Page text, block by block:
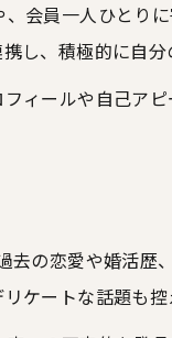
会員一人ひとり
し、積極的に自分
ィールや自己ア
の恋愛や婚活
ケートな話題も控